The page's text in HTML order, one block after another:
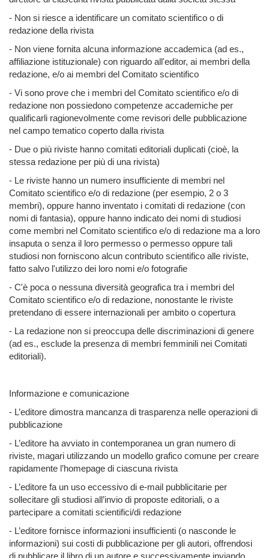
- Non si riesce a identificare un comitato scientifico o di
redazione della rivista
- Non viene fornita alcuna informazione accademica (ad es.,
affiliazione istituzionale) con riguardo all'editor, ai membri della
redazione, e/o ai membri del Comitato scientifico
- Vi sono prove che i membri del Comitato scientifico e/o di
redazione non possiedono competenze accademiche per
qualificarli ragionevolmente come revisori delle pubblicazione
nel campo tematico coperto dalla rivista
- Due o più riviste hanno comitati editoriali duplicati (cioè, la
stessa redazione per più di una rivista)
- Le riviste hanno un numero insufficiente di membri nel
Comitato scientifico e/o di redazione (per esempio, 2 o 3
membri), oppure hanno inventato i comitati di redazione (con
nomi di fantasia), oppure hanno indicato dei nomi di studiosi
come membri nel Comitato scientifico e/o di redazione ma a loro
insaputa o senza il loro permesso o permesso oppure tali
studiosi non forniscono alcun contributo scientifico alle riviste,
fatto salvo l'utilizzo dei loro nomi e/o fotografie
- C'è poca o nessuna diversità geografica tra i membri del
Comitato scientifico e/o di redazione, nonostante le riviste
pretendano di essere internazionali per ambito o copertura
- La redazione non si preoccupa delle discriminazioni di genere
(ad es., esclude la presenza di membri femminili nei Comitati
editoriali).
Informazione e comunicazione
- L’editore dimostra mancanza di trasparenza nelle operazioni di
pubblicazione
- L’editore ha avviato in contemporanea un gran numero di
riviste, magari utilizzando un modello grafico comune per creare
rapidamente l’homepage di ciascuna rivista
- L’editore fa un uso eccessivo di e-mail pubblicitarie per
sollecitare gli studiosi all’invio di proposte editoriali, o a
partecipare a comitati scientifici/di redazione
- L’editore fornisce informazioni insufficienti (o nasconde le
informazioni) sui costi di pubblicazione per gli autori, offrendosi